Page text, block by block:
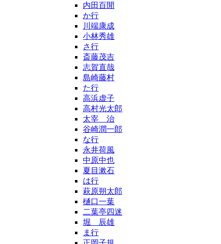
内田百閒
か行
川端康成
小林秀雄
さ行
斎藤茂吉
志賀直哉
島崎藤村
た行
高浜虚子
高村光太郎
太宰 治
谷崎潤一郎
な行
永井荷風
中原中也
夏目漱石
は行
萩原朔太郎
樋口一葉
二葉亭四迷
堀 辰雄
ま行